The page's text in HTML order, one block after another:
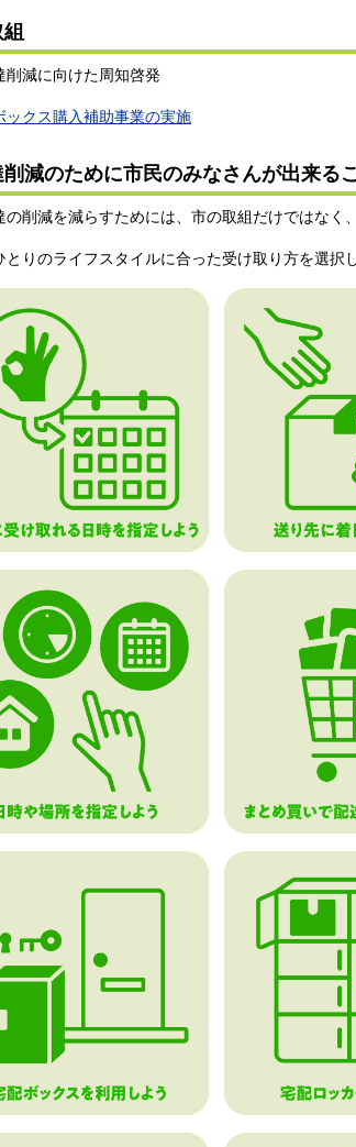
削減に向けた周知啓発
ックス購入補助事業の実施
減のために市民のみなさんが出来る
削減を減らすためには、市の取組だけではなく
りのライフスタイルに合った受け取り方を選択